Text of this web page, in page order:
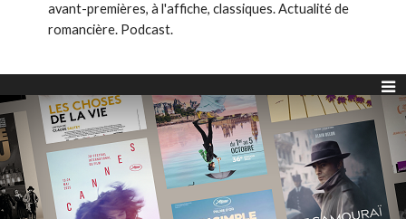
avant-premières, à l'affiche, classiques. Actualité de
romancière. Podcast.